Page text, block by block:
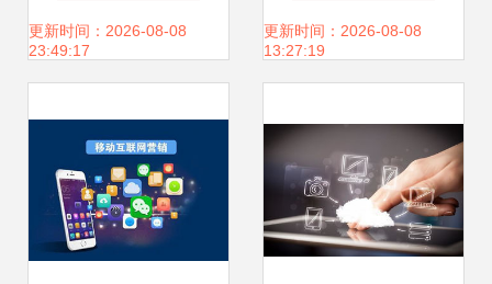
更新时间：2026-08-08
23:49:17
互联网营销的成功
更新时间：2026-08-08
13:27:19